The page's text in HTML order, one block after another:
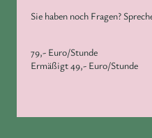
Sie haben noch Fragen?
79,- Euro/Stunde
Ermäßigt 49,- Euro/Stunde